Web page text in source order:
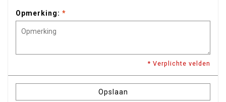
Opmerking: *
* Verplichte velden
Opslaan